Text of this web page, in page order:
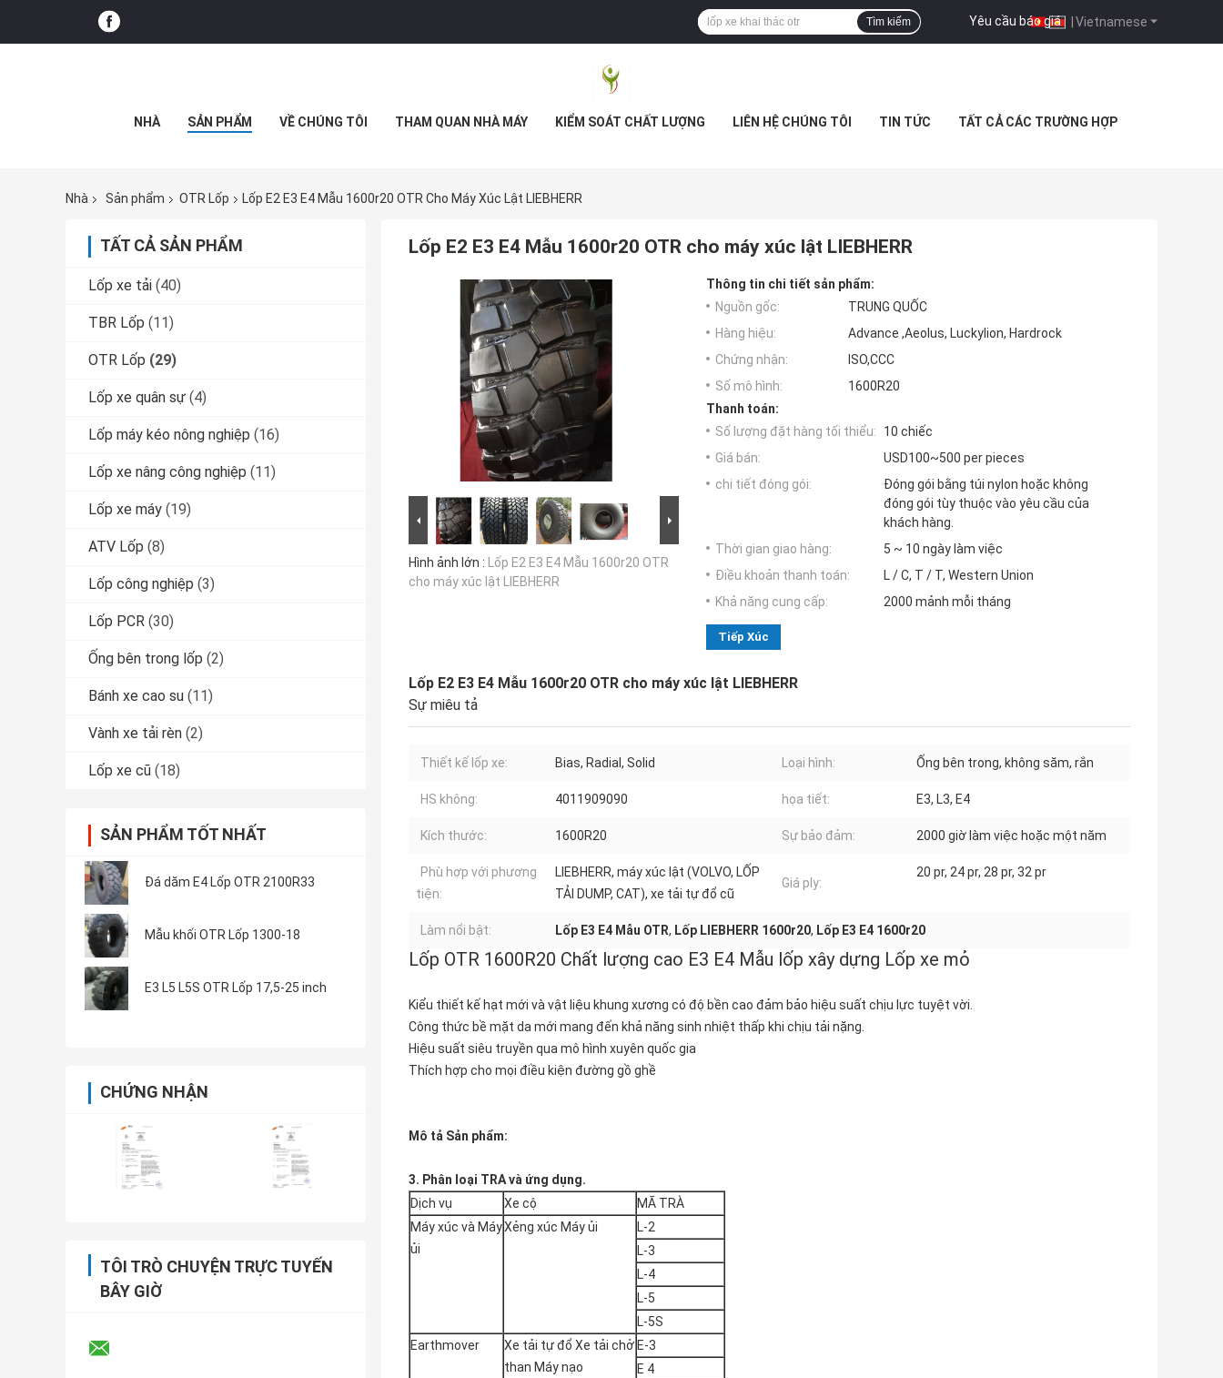
Vietnamese
Yêu cầu báo giá |
Tìm kiếm
NHÀ SẢN PHẨM VỀ CHÚNG TÔI THAM QUAN NHÀ MÁY KIỂM SOÁT CHẤT LƯỢNG LIÊN HỆ CHÚNG TÔI TIN TỨC TẤT CẢ CÁC TRƯỜNG HỢP
Nhà Sản phẩm OTR Lốp Lốp E2 E3 E4 Mẫu 1600r20 OTR Cho Máy Xúc Lật LIEBHERR
TẤT CẢ SẢN PHẨM
Lốp xe tải (40)
TBR Lốp (11)
OTR Lốp (29)
Lốp xe quân sự (4)
Lốp máy kéo nông nghiệp (16)
Lốp xe nâng công nghiệp (11)
Lốp xe máy (19)
ATV Lốp (8)
Lốp công nghiệp (3)
Lốp PCR (30)
Ống bên trong lốp (2)
Bánh xe cao su (11)
Vành xe tải rèn (2)
Lốp xe cũ (18)
SẢN PHẨM TỐT NHẤT
Đá dăm E4 Lốp OTR 2100R33
Mẫu khối OTR Lốp 1300-18
E3 L5 L5S OTR Lốp 17,5-25 inch
CHỨNG NHẬN
TÔI TRÒ CHUYỆN TRỰC TUYẾN
BÂY GIỜ
Lốp E2 E3 E4 Mẫu 1600r20 OTR cho máy xúc lật LIEBHERR
Hình ảnh lớn : Lốp E2 E3 E4 Mẫu 1600r20 OTR
cho máy xúc lật LIEBHERR
Thông tin chi tiết sản phẩm:
Nguồn gốc:
TRUNG QUỐC
Hàng hiệu:
Advance ,Aeolus, Luckylion, Hardrock
Chứng nhận:
ISO,CCC
Số mô hình:
1600R20
Thanh toán:
Số lượng đặt hàng tối thiểu:
10 chiếc
Giá bán:
USD100~500 per pieces
chi tiết đóng gói:
Đóng gói bằng túi nylon hoặc không
đóng gói tùy thuộc vào yêu cầu của
khách hàng.
Thời gian giao hàng:
5 ~ 10 ngày làm việc
Điều khoản thanh toán:
L / C, T / T, Western Union
Khả năng cung cấp:
2000 mảnh mỗi tháng
Tiếp Xúc
Lốp E2 E3 E4 Mẫu 1600r20 OTR cho máy xúc lật LIEBHERR
Sự miêu tả
Thiết kế lốp xe: Bias, Radial, Solid Loại hình: Ống bên trong, không săm, rắn
HS không: 4011909090 họa tiết: E3, L3, E4
Kích thước: 1600R20 Sự bảo đảm: 2000 giờ làm việc hoặc một năm
Phù hợp với phương
tiện:
LIEBHERR, máy xúc lật (VOLVO, LỐP
TẢI DUMP, CAT), xe tải tự đổ cũ
Giá ply:
20 pr, 24 pr, 28 pr, 32 pr
Làm nổi bật: Lốp E3 E4 Mẫu OTR, Lốp LIEBHERR 1600r20, Lốp E3 E4 1600r20
Lốp OTR 1600R20 Chất lượng cao E3 E4 Mẫu lốp xây dựng Lốp xe mỏ
Kiểu thiết kế hạt mới và vật liệu khung xương có độ bền cao đảm bảo hiệu suất chịu lực tuyệt vời.
Công thức bề mặt da mới mang đến khả năng sinh nhiệt thấp khi chịu tải nặng.
Hiệu suất siêu truyền qua mô hình xuyên quốc gia
Thích hợp cho mọi điều kiện đường gồ ghề
Mô tả Sản phẩm:
3. Phân loại TRA và ứng dụng.
Dịch vụ
Xe cộ
MÃ TRÀ
Máy xúc và Máy
ủi
Xẻng xúc Máy ủi
L-2
L-3
L-4
L-5
L-5S
Earthmover
Xe tải tự đổ Xe tải chở
than Máy nạo
E-3
E 4